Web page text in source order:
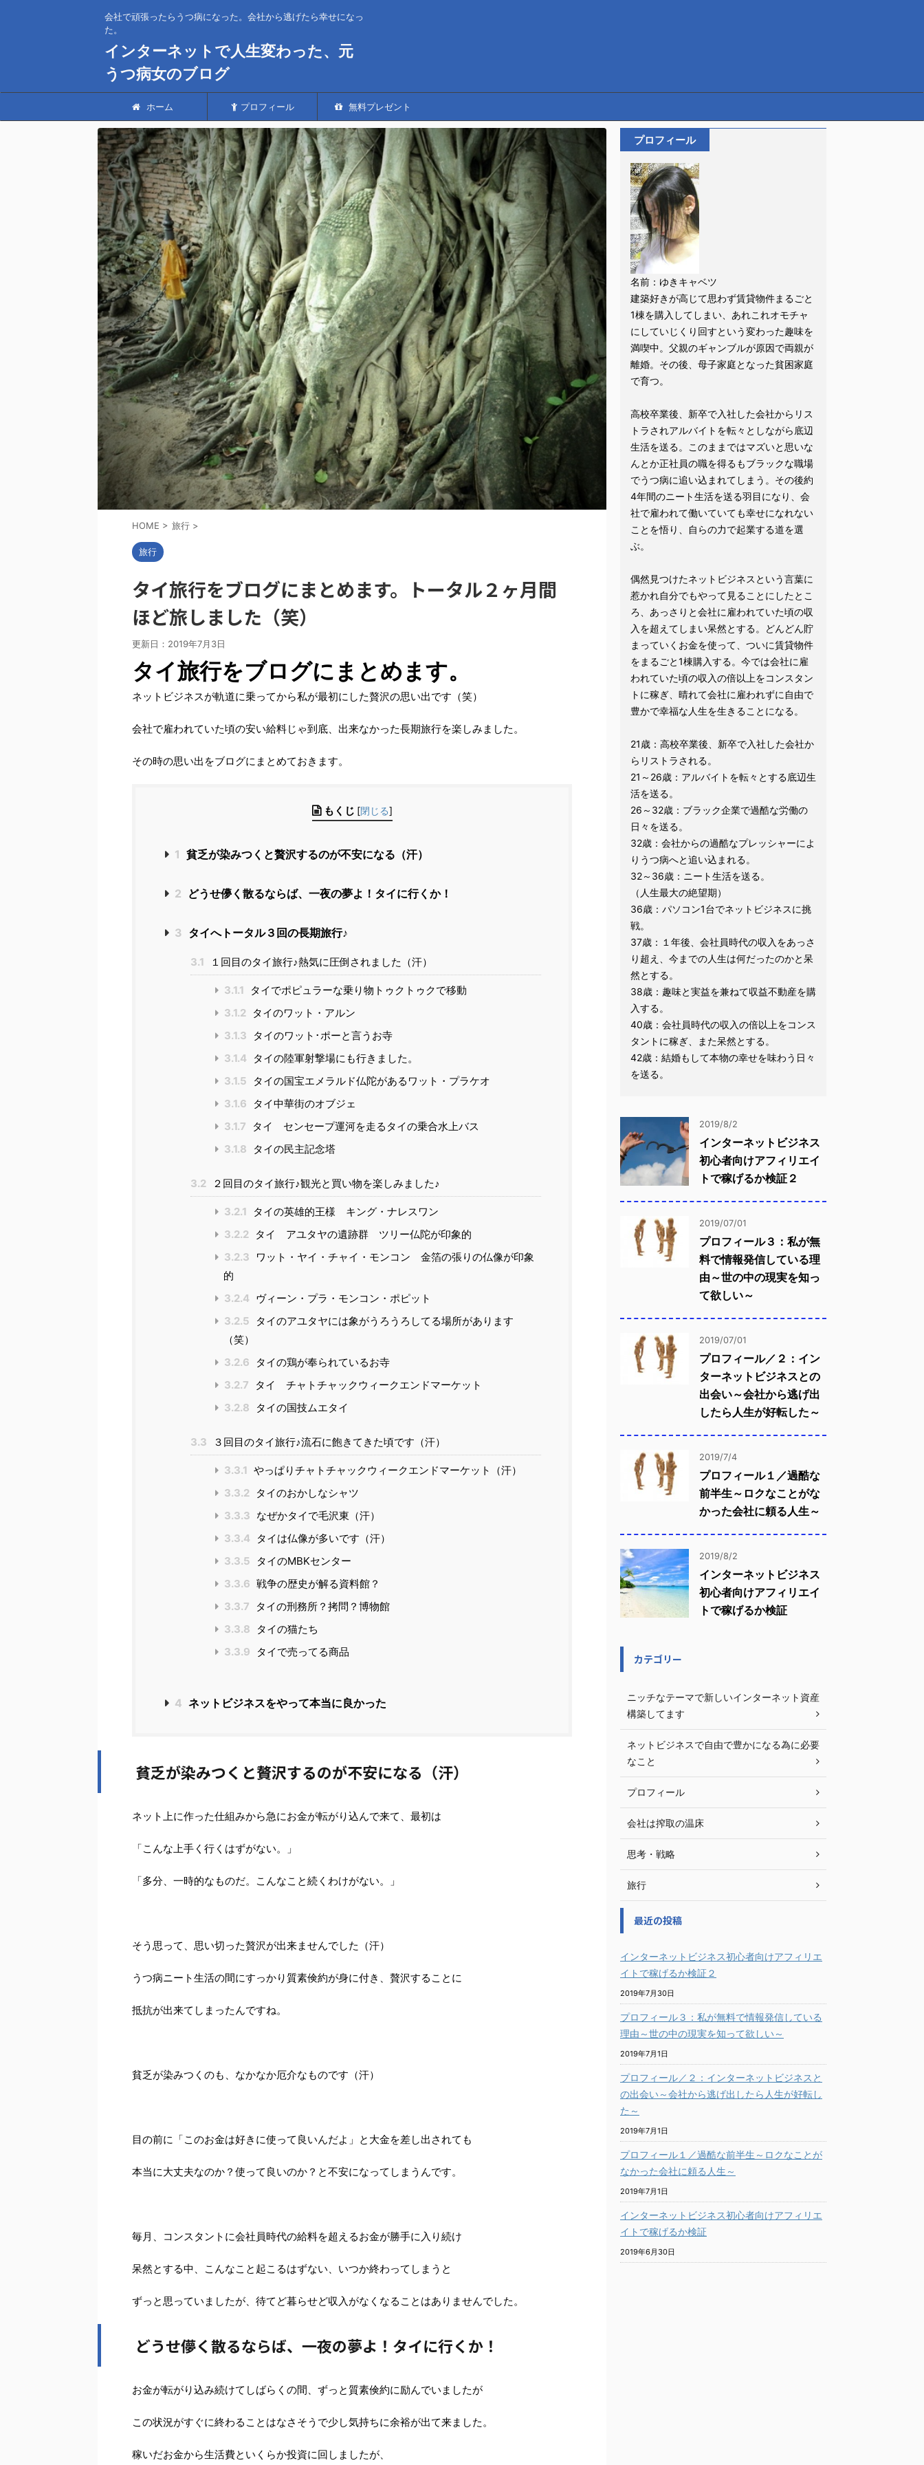
会社で頑張ったらうつ病になった。会社から逃げたら幸せになっ
た。
インターネットで人生変わった、元
うつ病女のブログ
ホーム プロフィール 無料プレゼント
HOME > 旅行 >
旅行
タイ旅行をブログにまとめます。トータル２ヶ月間
ほど旅しました（笑）
更新日： 2019年7月3日
タイ旅行をブログにまとめます。
ネットビジネスが軌道に乗ってから私が最初にした贅沢の思い出です（笑）
会社で雇われていた頃の安い給料じゃ到底、出来なかった長期旅行を楽しみました。
その時の思い出をブログにまとめておきます。
もくじ [閉じる]
1 貧乏が染みつくと贅沢するのが不安になる（汗）
2 どうせ儚く散るならば、一夜の夢よ！タイに行くか！
3 タイへトータル３回の長期旅行♪
3.1 １回目のタイ旅行♪熱気に圧倒されました（汗）
3.1.1
タイでポピュラーな乗り物トゥクトゥクで移動
3.1.2
タイのワット・アルン
3.1.3
タイのワット･ポーと言うお寺
3.1.4
タイの陸軍射撃場にも行きました。
3.1.5
タイの国宝エメラルド仏陀があるワット・プラケオ
3.1.6
タイ中華街のオブジェ
3.1.7
タイ センセープ運河を走るタイの乗合水上バス
3.1.8
タイの民主記念塔
3.2 ２回目のタイ旅行♪観光と買い物を楽しみました♪
3.2.1
タイの英雄的王様 キング・ナレスワン
3.2.2
タイ アユタヤの遺跡群 ツリー仏陀が印象的
3.2.3
ワット・ヤイ・チャイ・モンコン 金箔の張りの仏像が印象
的
3.2.4 ヴィーン・プラ・モンコン・ポピット
3.2.5
タイのアユタヤには象がうろうろしてる場所があります
（笑）
3.2.6
タイの鶏が奉られているお寺
3.2.7
タイ チャトチャックウィークエンドマーケット
3.2.8
タイの国技ムエタイ
3.3 ３回目のタイ旅行♪流石に飽きてきた頃です（汗）
3.3.1 やっぱりチャトチャックウィークエンドマーケット（汗）
3.3.2
タイのおかしなシャツ
3.3.3 なぜかタイで毛沢東（汗）
3.3.4
タイは仏像が多いです（汗）
3.3.5
タイのMBKセンター
3.3.6 戦争の歴史が解る資料館？
3.3.7
タイの刑務所？拷問？博物館
3.3.8
タイの猫たち
3.3.9
タイで売ってる商品
4 ネットビジネスをやって本当に良かった
貧乏が染みつくと贅沢するのが不安になる（汗）
ネット上に作った仕組みから急にお金が転がり込んで来て、最初は
「こんな上手く行くはずがない。」
「多分、一時的なものだ。こんなこと続くわけがない。」
そう思って、思い切った贅沢が出来ませんでした（汗）
うつ病ニート生活の間にすっかり質素倹約が身に付き、贅沢することに
抵抗が出来てしまったんですね。
貧乏が染みつくのも、なかなか厄介なものです（汗）
目の前に「このお金は好きに使って良いんだよ」と大金を差し出されても
本当に大丈夫なのか？使って良いのか？と不安になってしまうんです。
毎月、コンスタントに会社員時代の給料を超えるお金が勝手に入り続け
呆然とする中、こんなこと起こるはずない、いつか終わってしまうと
ずっと思っていましたが、待てど暮らせど収入がなくなることはありませんでした。
どうせ儚く散るならば、一夜の夢よ！タイに行くか！
お金が転がり込み続けてしばらくの間、ずっと質素倹約に励んでいましたが
この状況がすぐに終わることはなさそうで少し気持ちに余裕が出て来ました。
稼いだお金から生活費といくらか投資に回しましたが、
プロフィール
名前：ゆきキャベツ
建築好きが高じて思わず賃貸物件まるごと
1棟を購入してしまい、あれこれオモチャ
にしていじくり回すという変わった趣味を
満喫中。父親のギャンブルが原因で両親が
離婚。その後、母子家庭となった貧困家庭
で育つ。
高校卒業後、新卒で入社した会社からリス
トラされアルバイトを転々としながら底辺
生活を送る。このままではマズいと思いな
んとか正社員の職を得るもブラックな職場
でうつ病に追い込まれてしまう。その後約
4年間のニート生活を送る羽目になり、会
社で雇われて働いていても幸せになれない
ことを悟り、自らの力で起業する道を選
ぶ。
偶然見つけたネットビジネスという言葉に
惹かれ自分でもやって見ることにしたとこ
ろ、あっさりと会社に雇われていた頃の収
入を超えてしまい呆然とする。どんどん貯
まっていくお金を使って、ついに賃貸物件
をまるごと1棟購入する。今では会社に雇
われていた頃の収入の倍以上をコンスタン
トに稼ぎ、晴れて会社に雇われずに自由で
豊かで幸福な人生を生きることになる。
21歳：高校卒業後、新卒で入社した会社か
らリストラされる。
21～26歳：アルバイトを転々とする底辺生
活を送る。
26～32歳：ブラック企業で過酷な労働の
日々を送る。
32歳：会社からの過酷なプレッシャーによ
りうつ病へと追い込まれる。
32～36歳：ニート生活を送る。
（人生最大の絶望期）
36歳：パソコン1台でネットビジネスに挑
戦。
37歳：１年後、会社員時代の収入をあっさ
り超え、今までの人生は何だったのかと呆
然とする。
38歳：趣味と実益を兼ねて収益不動産を購
入する。
40歳：会社員時代の収入の倍以上をコンス
タントに稼ぎ、また呆然とする。
42歳：結婚もして本物の幸せを味わう日々
を送る。
2019/8/2
インターネットビジネス
初心者向けアフィリエイ
トで稼げるか検証２
2019/07/01
プロフィール３：私が無
料で情報発信している理
由～世の中の現実を知っ
て欲しい～
2019/07/01
プロフィール／２：イン
ターネットビジネスとの
出会い～会社から逃げ出
したら人生が好転した～
2019/7/4
プロフィール１／過酷な
前半生～ロクなことがな
かった会社に頼る人生～
2019/8/2
インターネットビジネス
初心者向けアフィリエイ
トで稼げるか検証
カテゴリー
ニッチなテーマで新しいインターネット資産
構築してます
ネットビジネスで自由で豊かになる為に必要
なこと
プロフィール
会社は搾取の温床
思考・戦略
旅行
最近の投稿
インターネットビジネス初心者向けアフィリエ
イトで稼げるか検証２
2019年7月30日
プロフィール３：私が無料で情報発信している
理由～世の中の現実を知って欲しい～
2019年7月1日
プロフィール／２：インターネットビジネスと
の出会い～会社から逃げ出したら人生が好転し
た～
2019年7月1日
プロフィール１／過酷な前半生～ロクなことが
なかった会社に頼る人生～
2019年7月1日
インターネットビジネス初心者向けアフィリエ
イトで稼げるか検証
2019年6月30日